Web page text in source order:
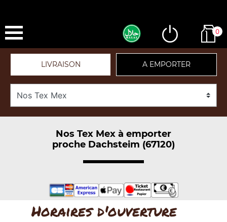
0
LIVRAISON A EMPORTER
Nos Tex Mex à emporter
proche Dachsteim (67120)
Horaires d'ouverture